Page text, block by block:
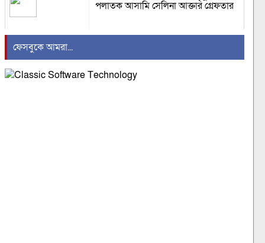
পলাতক আসামি সেলিনা আক্তার গ্রেফতার
সরকার উৎখাত করার চেষ্টা করলে নিজেরাই
ফেসবুকে আমরা...